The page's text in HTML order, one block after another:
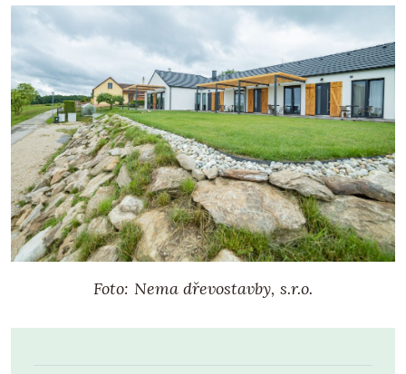
Foto: Nema dřevostavby, s.r.o.